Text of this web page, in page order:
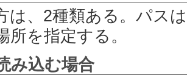
は、2種類ある。パス
所を指定する。
み込む場合